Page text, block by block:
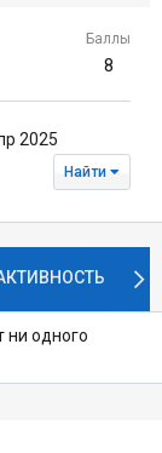
Баллы
8
2025
Найти
ни одного